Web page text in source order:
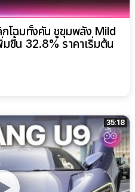
โฉมทั้งคัน ชูขุมพลัง Mild
ขึ้น 32.8% ราคาเริ่มต้น
35:18